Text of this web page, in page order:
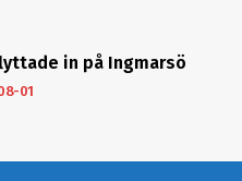
in på Ingmarsö
01